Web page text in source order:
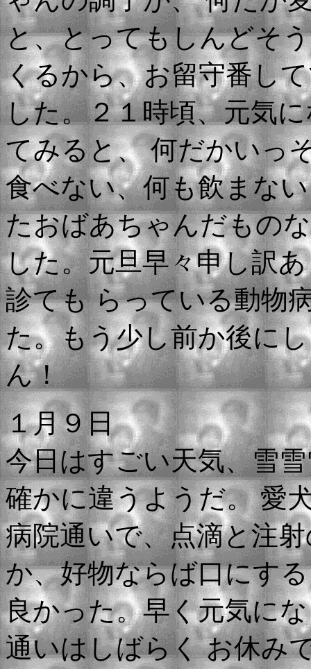
と、とってもしんどそ
くるから、お留守番し
した。２１時頃、元気
てみると、 何だかいっ
食べない、何も飲まな
たおばあちゃんだもの
した。元旦早々申し訳
診ても らっている動物
た。もう少し前か後に
ん！
１月９日
今日はすごい天気、雪
確かに違うようだ。 愛
病院通いで、点滴と注
か、好物ならば口にす
良かった。早く元気に
通いはしばらく お休み